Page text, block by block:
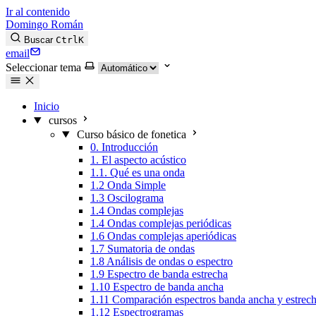
Ir al contenido
Domingo Román
Buscar CtrlK
email
Seleccionar tema
Inicio
cursos
Curso básico de fonetica
0. Introducción
1. El aspecto acústico
1.1. Qué es una onda
1.2 Onda Simple
1.3 Oscilograma
1.4 Ondas complejas
1.4 Ondas complejas periódicas
1.6 Ondas complejas aperiódicas
1.7 Sumatoria de ondas
1.8 Análisis de ondas o espectro
1.9 Espectro de banda estrecha
1.10 Espectro de banda ancha
1.11 Comparación espectros banda ancha y
1.12 Espectrogramas